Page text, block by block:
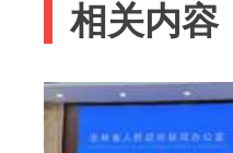
相关内容